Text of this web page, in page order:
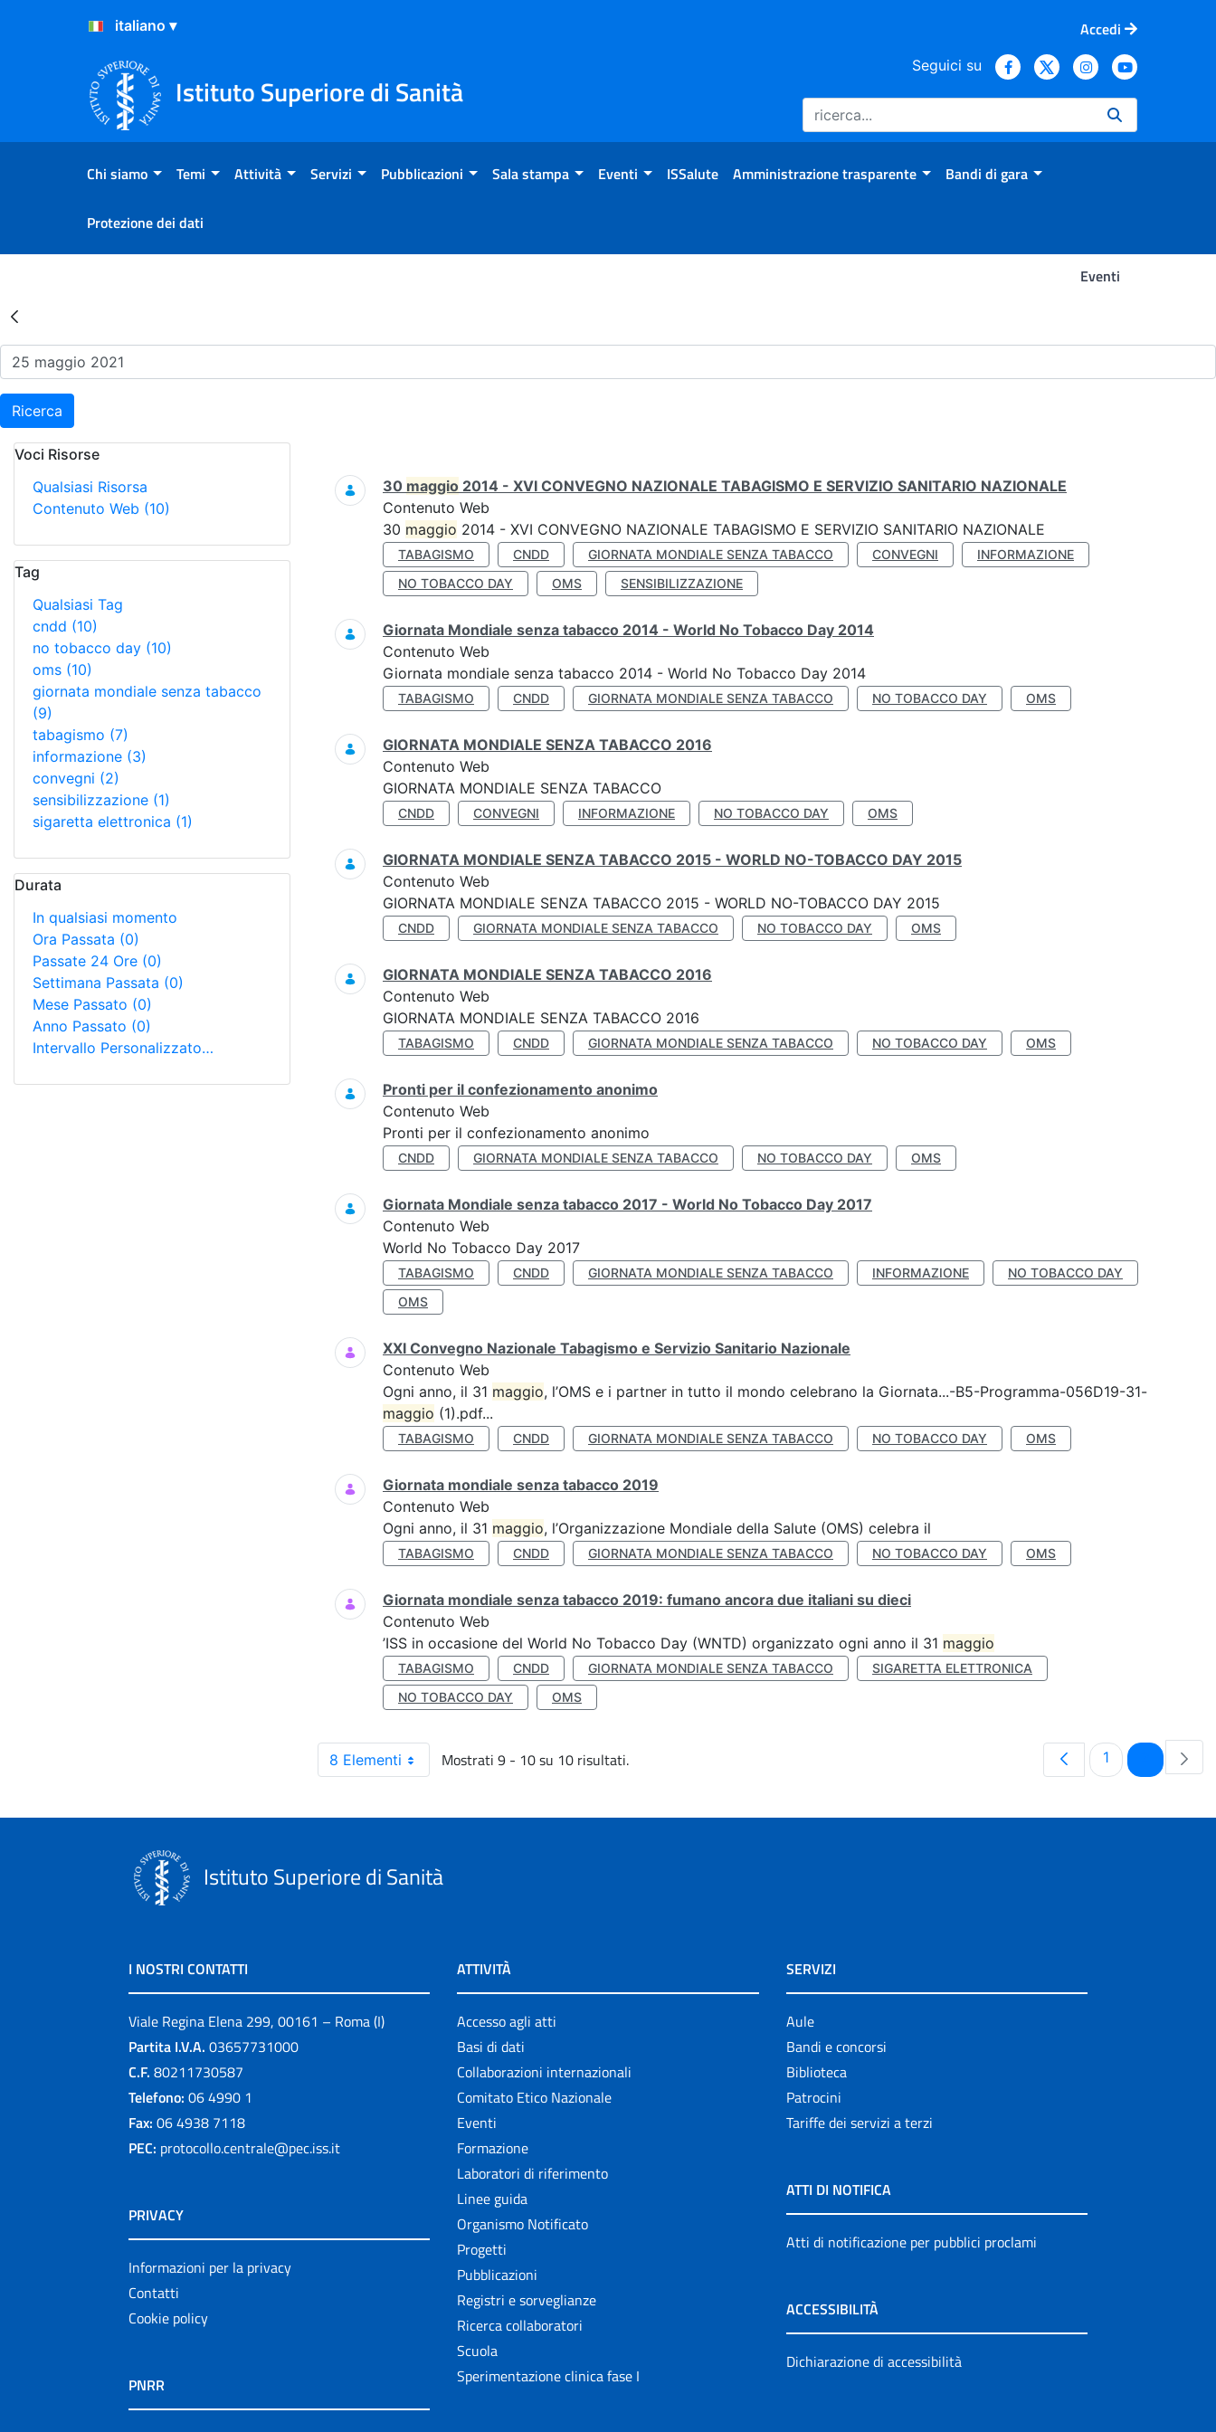
Salta al Contenuto
Salta al Footer
Accedi
Istituto Superiore di Sanità
Seguici su
Chi siamo Temi Attività Servizi Pubblicazioni Sala stampa Eventi ISSalute Amministrazione trasparente Bandi di gara
Protezione dei dati
Eventi
Risultati della Ricerca - Eventi
Ricerca
Voci Risorse
Qualsiasi Risorsa
Contenuto Web (10)
Tag
Qualsiasi Tag
cndd (10)
no tobacco day (10)
oms (10)
giornata mondiale senza tabacco
(9)
tabagismo (7)
informazione (3)
convegni (2)
sensibilizzazione (1)
sigaretta elettronica (1)
Durata
In qualsiasi momento
Ora Passata (0)
Passate 24 Ore (0)
Settimana Passata (0)
Mese Passato (0)
Anno Passato (0)
Intervallo Personalizzato…
Ricerca
30 maggio 2014 - XVI CONVEGNO NAZIONALE TABAGISMO E SERVIZIO SANITARIO NAZIONALE
Contenuto Web
30 maggio 2014 - XVI CONVEGNO NAZIONALE TABAGISMO E SERVIZIO SANITARIO NAZIONALE
TABAGISMO CNDD GIORNATA MONDIALE SENZA TABACCO CONVEGNI
INFORMAZIONE
NO TOBACCO DAY
OMS SENSIBILIZZAZIONE
Giornata Mondiale senza tabacco 2014 - World No Tobacco Day 2014
Contenuto Web
Giornata mondiale senza tabacco 2014 - World No Tobacco Day 2014
TABAGISMO CNDD GIORNATA MONDIALE SENZA TABACCO NO TOBACCO DAY OMS
GIORNATA MONDIALE SENZA TABACCO 2016
Contenuto Web
GIORNATA MONDIALE SENZA TABACCO
CNDD CONVEGNI INFORMAZIONE NO TOBACCO DAY OMS
GIORNATA MONDIALE SENZA TABACCO 2015 - WORLD NO-TOBACCO DAY 2015
Contenuto Web
GIORNATA MONDIALE SENZA TABACCO 2015 - WORLD NO-TOBACCO DAY 2015
CNDD GIORNATA MONDIALE SENZA TABACCO NO TOBACCO DAY OMS
GIORNATA MONDIALE SENZA TABACCO 2016
Contenuto Web
GIORNATA MONDIALE SENZA TABACCO 2016
TABAGISMO CNDD GIORNATA MONDIALE SENZA TABACCO NO TOBACCO DAY OMS
Pronti per il confezionamento anonimo
Contenuto Web
Pronti per il confezionamento anonimo
CNDD GIORNATA MONDIALE SENZA TABACCO NO TOBACCO DAY OMS
Giornata Mondiale senza tabacco 2017 - World No Tobacco Day 2017
Contenuto Web
World No Tobacco Day 2017
TABAGISMO CNDD GIORNATA MONDIALE SENZA TABACCO INFORMAZIONE
NO TOBACCO DAY
OMS
XXI Convegno Nazionale Tabagismo e Servizio Sanitario Nazionale
Contenuto Web
Ogni anno, il 31 maggio, l’OMS e i partner in tutto il mondo celebrano la Giornata...-B5-Programma-056D19-31-
maggio (1).pdf...
TABAGISMO CNDD GIORNATA MONDIALE SENZA TABACCO NO TOBACCO DAY OMS
Giornata mondiale senza tabacco 2019
Contenuto Web
Ogni anno, il 31 maggio, l’Organizzazione Mondiale della Salute (OMS) celebra il
TABAGISMO CNDD GIORNATA MONDIALE SENZA TABACCO NO TOBACCO DAY OMS
Giornata mondiale senza tabacco 2019: fumano ancora due italiani su dieci
Contenuto Web
’ISS in occasione del World No Tobacco Day (WNTD) organizzato ogni anno il 31 maggio
TABAGISMO CNDD GIORNATA MONDIALE SENZA TABACCO
SIGARETTA ELETTRONICA
NO TOBACCO DAY
OMS
8 Elementi Mostrati 9 - 10 su 10 risultati. Pagina
1 Pagina
Istituto Superiore di Sanità
I NOSTRI CONTATTI
Viale Regina Elena 299, 00161 – Roma (I)
Partita I.V.A. 03657731000
C.F. 80211730587
Telefono: 06 4990 1
Fax: 06 4938 7118
PEC: protocollo.centrale@pec.iss.it
PRIVACY
Informazioni per la privacy
Contatti
Cookie policy
PNRR
ATTIVITÀ
Accesso agli atti
Basi di dati
Collaborazioni internazionali
Comitato Etico Nazionale
Eventi
Formazione
Laboratori di riferimento
Linee guida
Organismo Notificato
Progetti
Pubblicazioni
Registri e sorveglianze
Ricerca collaboratori
Scuola
Sperimentazione clinica fase I
SERVIZI
Aule
Bandi e concorsi
Biblioteca
Patrocini
Tariffe dei servizi a terzi
ATTI DI NOTIFICA
Atti di notificazione per pubblici proclami
ACCESSIBILITÀ
Dichiarazione di accessibilità